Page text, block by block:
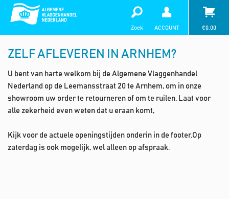
Zoek ACCOUNT €0,00
ZELF AFLEVEREN IN ARNHEM?
U bent van harte welkom bij de Algemene Vlaggenhandel
Nederland op de Leemansstraat 20 te Arnhem, om in onze
showroom uw order te retourneren of om te ruilen. Laat voor
alle zekerheid even weten dat u eraan komt,
Kijk voor de actuele openingstijden onderin in de footer.Op
zaterdag is ook mogelijk, wel alleen op afspraak.